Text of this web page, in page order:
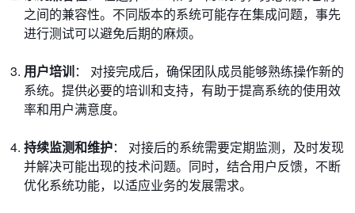
之间的兼容性。不同版本的系统可能存在集成问题，事先
进行测试可以避免后期的麻烦。
用户培训： 对接完成后，确保团队成员能够熟练操作新的
系统。提供必要的培训和支持，有助于提高系统的使用效
率和用户满意度。
持续监测和维护： 对接后的系统需要定期监测，及时发现
并解决可能出现的技术问题。同时，结合用户反馈，不断
优化系统功能，以适应业务的发展需求。